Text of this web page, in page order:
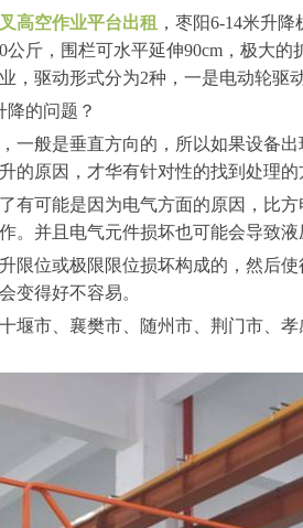
高空作业平台出租
，枣阳6-14米升
斤，围栏可水平延伸90cm，极大
，驱动形式分为2种，一是电动轮驱
降的问题？
一般是垂直方向的，所以如果设备
的原因，才华有针对性的找到处理的
有可能是因为电气方面的原因，比
。并且电气元件损坏也可能会导致
限位或极限限位损坏构成的，然后
变得好不容易。
堰市、襄樊市、随州市、荆门市、